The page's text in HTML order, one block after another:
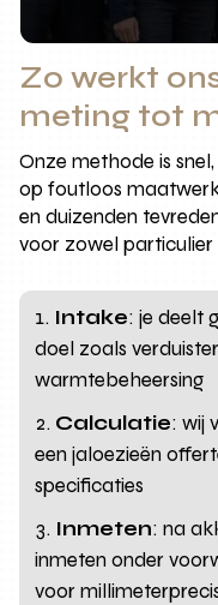
Zo werkt
meting tot
Onze methode is
op foutloos
en duizenden
voor zowel particulier
Intake: je deelt
doel zoals
warmtebeheersing
Calculatie: wij
een jaloezieën
specificaties
Inmeten: na
inmeten onder
voor